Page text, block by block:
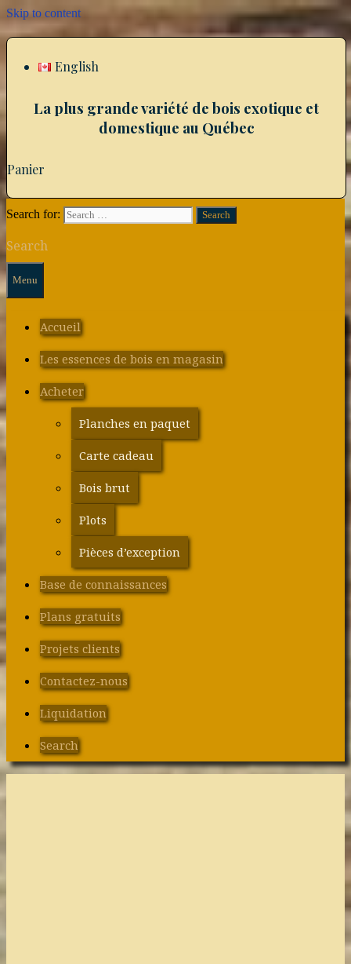
Skip to content
English
La plus grande variété de bois exotique et
domestique au Québec
Panier
Search for:
Search
Menu
Accueil
Les essences de bois en magasin
Acheter
Planches en paquet
Carte cadeau
Bois brut
Plots
Pièces d’exception
Base de connaissances
Plans gratuits
Projets clients
Contactez-nous
Liquidation
Search